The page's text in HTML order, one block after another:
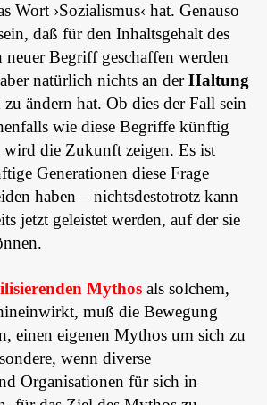
Wort ›Sozialismus‹ hat. Genauso
daß für den Inhaltsgehalt des
Begriff geschaffen werden
natürlich nichts an derHaltung
zu ändern hat. Ob dies der Fall sein
wie diese Begriffe künftig
wird die Zukunft zeigen. Es ist
Generationen diese Frage
haben – nichtsdestotrotz kann
jetzt geleistet werden, auf der sie
Mythos als solchem,
muß die Bewegung
einen eigenen Mythos um sich zu
wenn diverse
Organisationen für sich in